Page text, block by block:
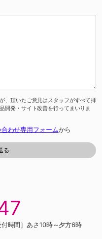
、頂いたご意見はスタッフがすべて拝
開発・サイト改善を行ってまいりま
合わせ専用フォームから
時間］あさ10時～夕方6時